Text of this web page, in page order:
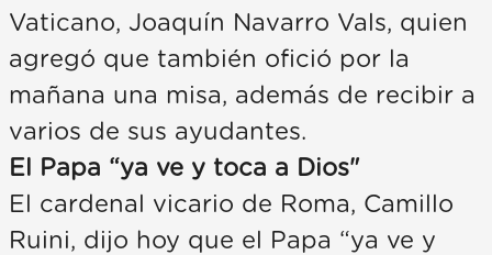
Vaticano, Joaquín Navarro Vals, quien
agregó que también ofició por la
mañana una misa, además de recibir a
varios de sus ayudantes.
El Papa “ya ve y toca a Dios"
El cardenal vicario de Roma, Camillo
Ruini, dijo hoy que el Papa “ya ve y